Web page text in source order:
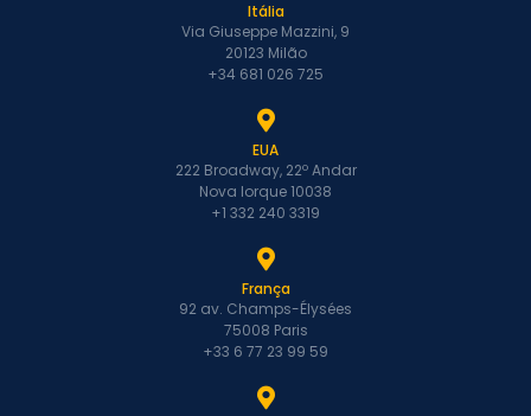
Itália
Via Giuseppe Mazzini, 9
20123 Milão
+34 681 026 725
EUA
222 Broadway, 22º Andar
Nova Iorque 10038
+1 332 240 3319
França
92 av. Champs-Élysées
75008 Paris
+33 6 77 23 99 59